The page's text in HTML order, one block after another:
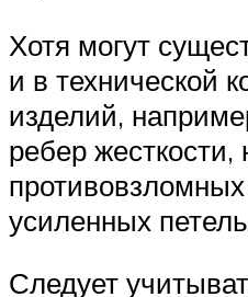
Хотя могут
и в технической
изделий,
ребер жесткости,
усиленных
Следует